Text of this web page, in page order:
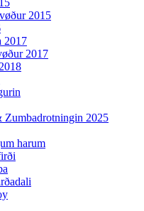
2015
2017
2017
2025
harum